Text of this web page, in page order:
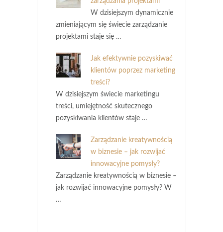
W dzisiejszym dynamicznie
zmieniającym się świecie zarządzanie
projektami staje się …
Jak efektywnie pozyskiwać
klientów poprzez marketing
treści?
W dzisiejszym świecie marketingu
treści, umiejętność skutecznego
pozyskiwania klientów staje …
Zarządzanie kreatywnością
w biznesie – jak rozwijać
innowacyjne pomysły?
Zarządzanie kreatywnością w biznesie –
jak rozwijać innowacyjne pomysły? W
…